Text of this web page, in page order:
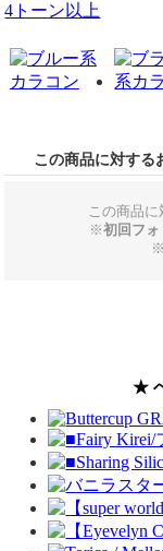
4トーン以上
この商品に対する
この商品に
※初回フォ
★